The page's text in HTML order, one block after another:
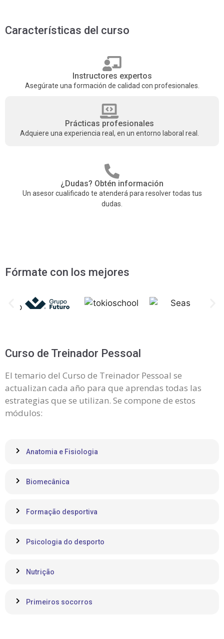
Características del curso
Instructores expertos
Asegúrate una formación de calidad con profesionales.
Prácticas profesionales
Adquiere una experiencia real, en un entorno laboral real.
¿Dudas? Obtén información
Un asesor cualificado te atenderá para resolver todas tus
dudas.
Fórmate con los mejores
Curso de Treinador Pessoal
El temario del Curso de Treinador Pessoal se
actualizan cada año para que aprendas todas las
estrategias que se utilizan. Se compone de estos
módulos:
Anatomia e Fisiologia
Biomecânica
Formação desportiva
Psicologia do desporto
Nutrição
Primeiros socorros